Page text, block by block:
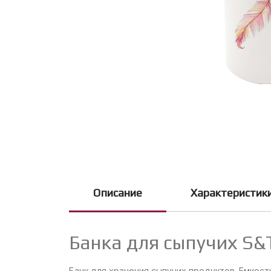
Описание
Банка для сыпучих